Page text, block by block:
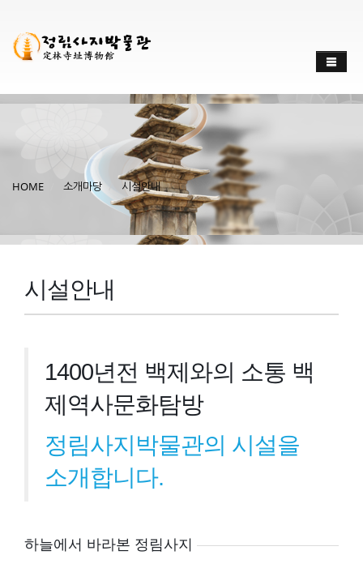
HOME 소개마당 시설안내
시설안내
1400년전 백제와의 소통 백
제역사문화탐방
정림사지박물관의 시설을
소개합니다.
하늘에서 바라본 정림사지